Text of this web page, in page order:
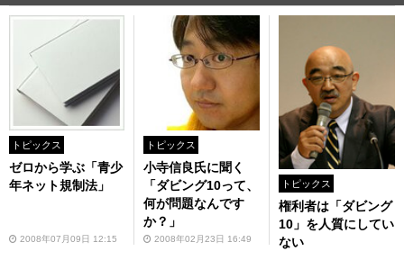
トピックス
ゼロから学ぶ「青少
年ネット規制法」
2008年07月09日 12:15
トピックス
小寺信良氏に聞く
「ダビング10って、
何が問題なんです
か？」
2008年02月23日 16:49
トピックス
権利者は「ダビング
10」を人質にしてい
ない